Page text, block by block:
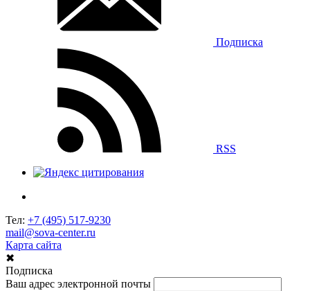
Подписка
RSS
Тел: +7 (495) 517-9230
mail@sova-center.ru
Карта сайта
✖
Подписка
Ваш адрес электронной почты